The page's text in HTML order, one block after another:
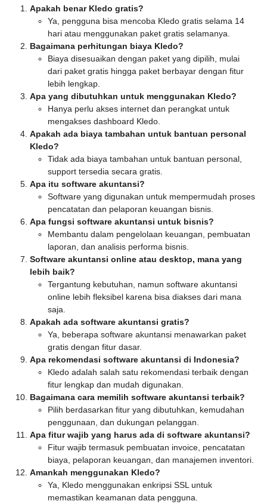
Apakah benar Kledo gratis?
Ya, pengguna bisa mencoba Kledo gratis selama 14
hari atau menggunakan paket gratis selamanya.
Bagaimana perhitungan biaya Kledo?
Biaya disesuaikan dengan paket yang dipilih, mulai
dari paket gratis hingga paket berbayar dengan fitur
lebih lengkap.
Apa yang dibutuhkan untuk menggunakan Kledo?
Hanya perlu akses internet dan perangkat untuk
mengakses dashboard Kledo.
Apakah ada biaya tambahan untuk bantuan personal
Kledo?
Tidak ada biaya tambahan untuk bantuan personal,
support tersedia secara gratis.
Apa itu software akuntansi?
Software yang digunakan untuk mempermudah proses
pencatatan dan pelaporan keuangan bisnis.
Apa fungsi software akuntansi untuk bisnis?
Membantu dalam pengelolaan keuangan, pembuatan
laporan, dan analisis performa bisnis.
Software akuntansi online atau desktop, mana yang
lebih baik?
Tergantung kebutuhan, namun software akuntansi
online lebih fleksibel karena bisa diakses dari mana
saja.
Apakah ada software akuntansi gratis?
Ya, beberapa software akuntansi menawarkan paket
gratis dengan fitur dasar.
Apa rekomendasi software akuntansi di Indonesia?
Kledo adalah salah satu rekomendasi terbaik dengan
fitur lengkap dan mudah digunakan.
Bagaimana cara memilih software akuntansi terbaik?
Pilih berdasarkan fitur yang dibutuhkan, kemudahan
penggunaan, dan dukungan pelanggan.
Apa fitur wajib yang harus ada di software akuntansi?
Fitur wajib termasuk pembuatan invoice, pencatatan
biaya, pelaporan keuangan, dan manajemen inventori.
Amankah menggunakan Kledo?
Ya, Kledo menggunakan enkripsi SSL untuk
memastikan keamanan data pengguna.